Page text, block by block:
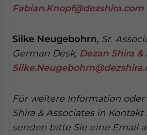
Fabian.Knopf@dezshira.com
Silke Neugebohrn, Sr.
German Desk, Dezan Shira &
Für weitere Information
Shira & Associates in
senden bitte Sie eine Email